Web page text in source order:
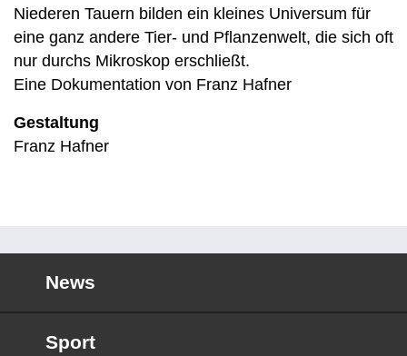
Niederen Tauern bilden ein kleines Universum für
eine ganz andere Tier- und Pflanzenwelt, die sich oft
nur durchs Mikroskop erschließt.
Eine Dokumentation von Franz Hafner
Gestaltung
Franz Hafner
News
Sport